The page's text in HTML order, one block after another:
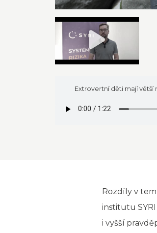
Extrovertní děti mají větší
Rozdíly v
institutu
i vyšší